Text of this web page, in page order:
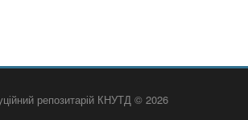
репозитарій КНУТД © 2026